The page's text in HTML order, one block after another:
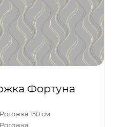
Фортуна
Рогожка 150 см.
Рогожка